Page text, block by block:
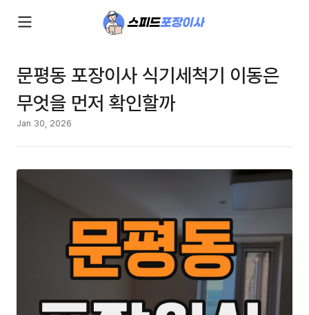
문평동 포장이사 식기세척기 이동은
무엇을 먼저 확인할까
Jan 30, 2026